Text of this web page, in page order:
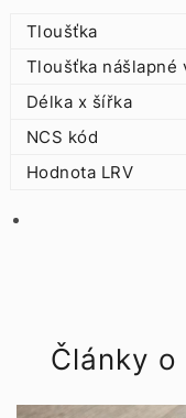
Tloušťka
Tloušťka nášlapné
Délka x šířka
NCS kód
Hodnota LRV
Články